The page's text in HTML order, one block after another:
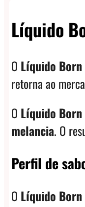
Líquido
O Líquido
retorna ao
O Líquido
melancia. O
Perfil de
O Líquido